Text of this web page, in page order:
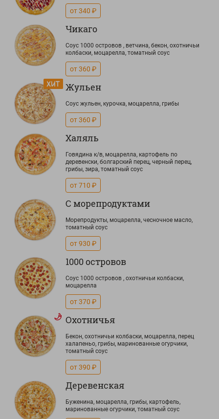
от 340 ₽
Чикаго
Соус 1000 островов , ветчина, бекон, охотничьи
колбаски, моцарелла, томатный соус
от 360 ₽
Жульен
Соус жульен, курочка, моцарелла, грибы
от 360 ₽
Халяль
Говядина к/в, моцарелла, картофель по
деревенски, болгарский перец, черный перец,
грибы, зира, томатный соус
от 710 ₽
С морепродуктами
Морепродукты, моцарелла, чесночное масло,
томатный соус
от 930 ₽
1000 островов
Соус 1000 островов , охотничьи колбаски,
моцарелла
от 370 ₽
Охотничья
Бекон, охотничьи колбаски, моцарелла, перец
халапеньо, грибы, маринованные огурчики,
томатный соус
от 390 ₽
Деревенская
Буженина, моцарелла, грибы, картофель,
маринованные огурчики, томатный соус